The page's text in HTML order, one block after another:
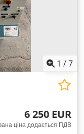
1 /7
6 250 EUR
ціна додається ПДВ